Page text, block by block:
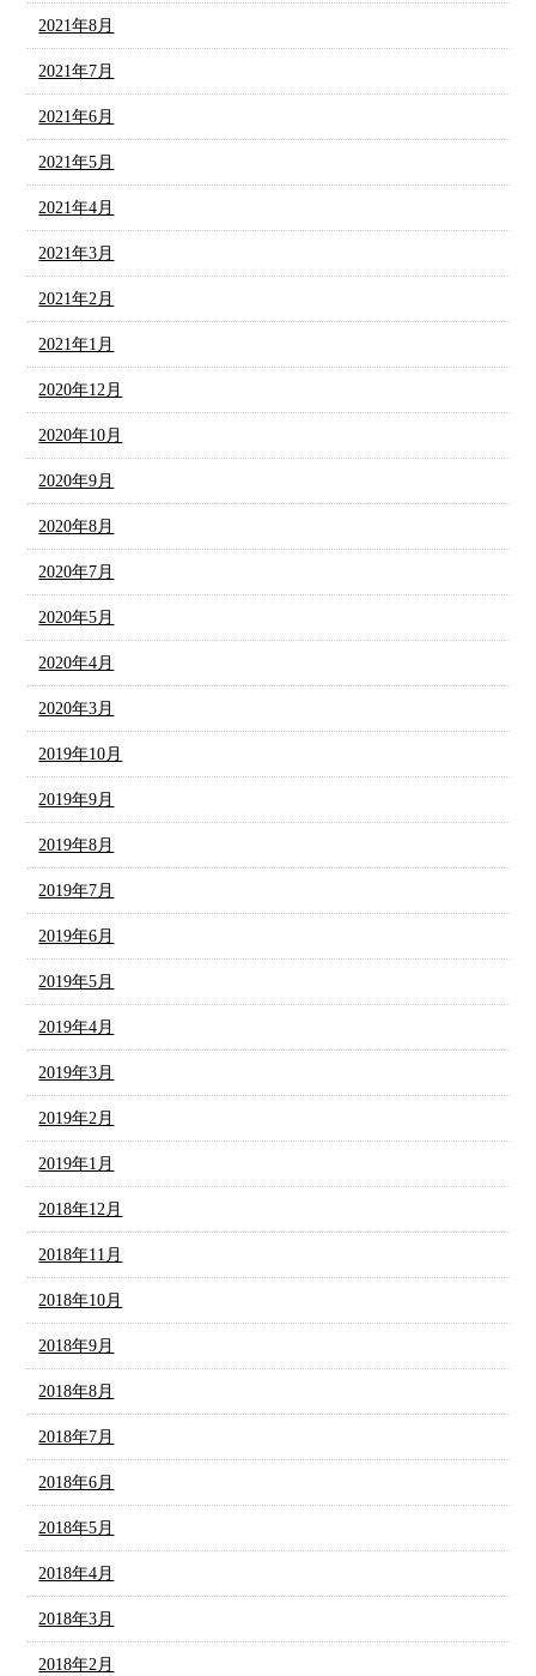
2021年8月
2021年7月
2021年6月
2021年5月
2021年4月
2021年3月
2021年2月
2021年1月
2020年12月
2020年10月
2020年9月
2020年8月
2020年7月
2020年5月
2020年4月
2020年3月
2019年10月
2019年9月
2019年8月
2019年7月
2019年6月
2019年5月
2019年4月
2019年3月
2019年2月
2019年1月
2018年12月
2018年11月
2018年10月
2018年9月
2018年8月
2018年7月
2018年6月
2018年5月
2018年4月
2018年3月
2018年2月